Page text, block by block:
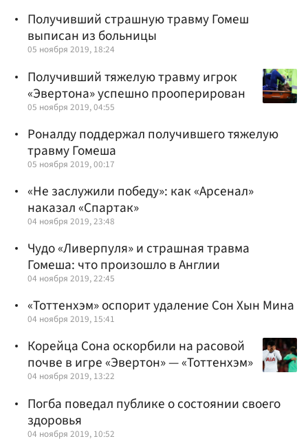
Получивший страшную травму Гомеш
выписан из больницы
05 ноября 2019, 18:24
Получивший тяжелую травму игрок
«Эвертона» успешно прооперирован
05 ноября 2019, 04:55
Роналду поддержал получившего тяжелую
травму Гомеша
05 ноября 2019, 00:17
«Не заслужили победу»: как «Арсенал»
наказал «Спартак»
04 ноября 2019, 23:48
Чудо «Ливерпуля» и страшная травма
Гомеша: что произошло в Англии
04 ноября 2019, 22:45
«Тоттенхэм» оспорит удаление Сон Хын Мина
04 ноября 2019, 15:41
Корейца Сона оскорбили на расовой
почве в игре «Эвертон» — «Тоттенхэм»
04 ноября 2019, 13:22
Погба поведал публике о состоянии своего
здоровья
04 ноября 2019, 10:52